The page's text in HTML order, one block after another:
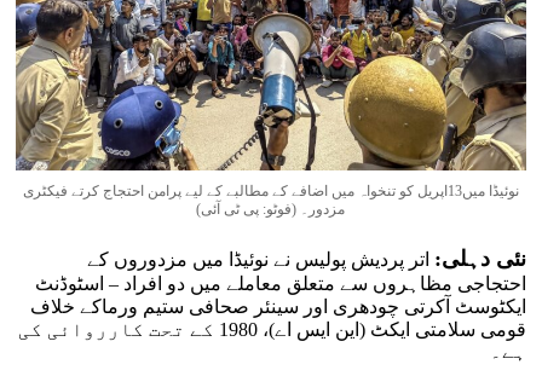
نوئیڈا میں13اپریل کو تنخواہ میں اضافے کے مطالبے کے لیے پرامن احتجاج کرتے فیکٹری
مزدور۔ (فوٹو: پی ٹی آئی)
نئی دہلی: اتر پردیش پولیس نے نوئیڈا میں مزدوروں کے
احتجاجی مظاہروں سے متعلق معاملے میں دو افراد – اسٹوڈنٹ
ایکٹوسٹ آکرتی چودھری اور سینئر صحافی ستیم ورماکے خلاف
قومی سلامتی ایکٹ (این ایس اے)، 1980 کے تحت کارروائی کی
ہے۔